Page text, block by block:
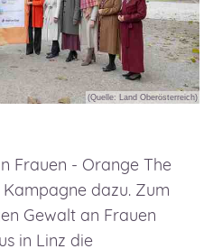
(Quelle: Land Oberösterreich)
Frauen - Orange The
dazu. Zum
Gewalt an Frauen
in Linz die